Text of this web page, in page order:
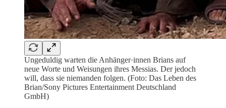
Ungeduldig warten die Anhänger·innen Brians auf
neue Worte und Weisungen ihres Messias. Der jedoch
will, dass sie niemanden folgen. (Foto: Das Leben des
Brian/Sony Pictures Entertainment Deutschland
GmbH)